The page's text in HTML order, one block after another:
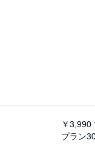
￥3,990
プラン